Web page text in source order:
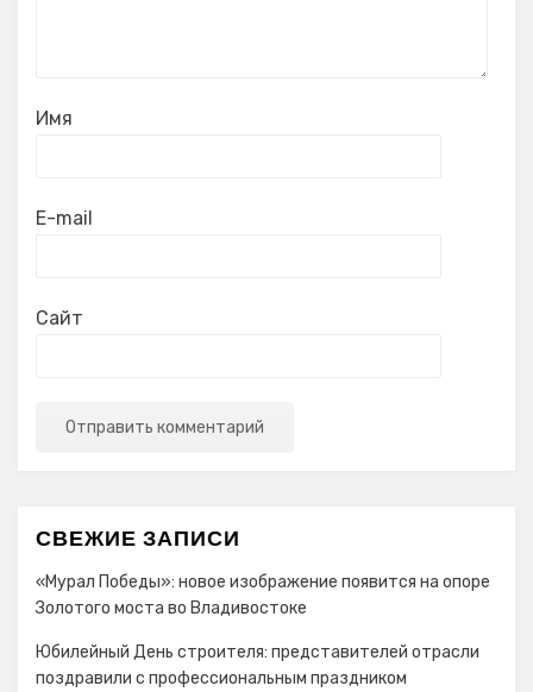
Имя
E-mail
Сайт
СВЕЖИЕ ЗАПИСИ
«Мурал Победы»: новое изображение появится на опоре
Золотого моста во Владивостоке
Юбилейный День строителя: представителей отрасли
поздравили с профессиональным праздником